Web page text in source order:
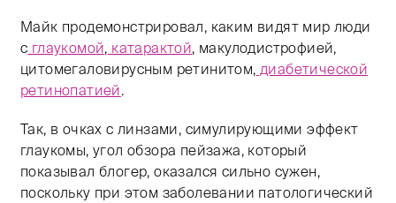
Майк продемонстрировал, каким видят мир люди
с глаукомой, катарактой, макулодистрофией,
цитомегаловирусным ретинитом, диабетической
ретинопатией.
Так, в очках с линзами, симулирующими эффект
глаукомы, угол обзора пейзажа, который
показывал блогер, оказался сильно сужен,
поскольку при этом заболевании патологический